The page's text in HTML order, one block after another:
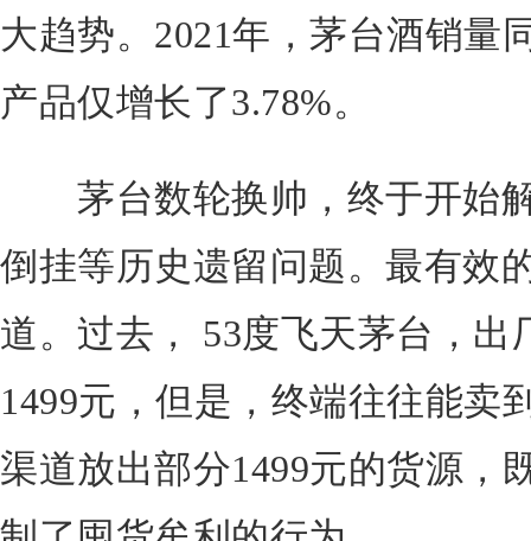
大趋势。2021年，茅台酒销量
产品仅增长了3.78%。
茅台数轮换帅，终于开始
倒挂等历史遗留问题。最有效
道。过去， 53度飞天茅台，出
1499元，但是，终端往往能卖
渠道放出部分1499元的货源，